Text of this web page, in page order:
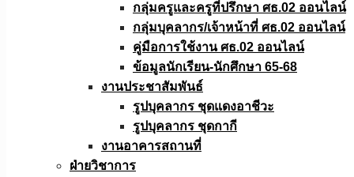
กลุ่มครูและครูที่ปรึกษา ศธ.02 ออนไลน์
กลุ่มบุคลากร/เจ้าหน้าที่ ศธ.02 ออนไลน์
คู่มือการใช้งาน ศธ.02 ออนไลน์
ข้อมูลนักเรียน-นักศึกษา 65-68
งานประชาสัมพันธ์
รูปบุคลากร ชุดแดงอาชีวะ
รูปบุคลากร ชุดกากี
งานอาคารสถานที่
ฝ่ายวิชาการ